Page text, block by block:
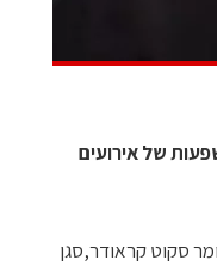
של אירועים
סקוט קראודר,סגן